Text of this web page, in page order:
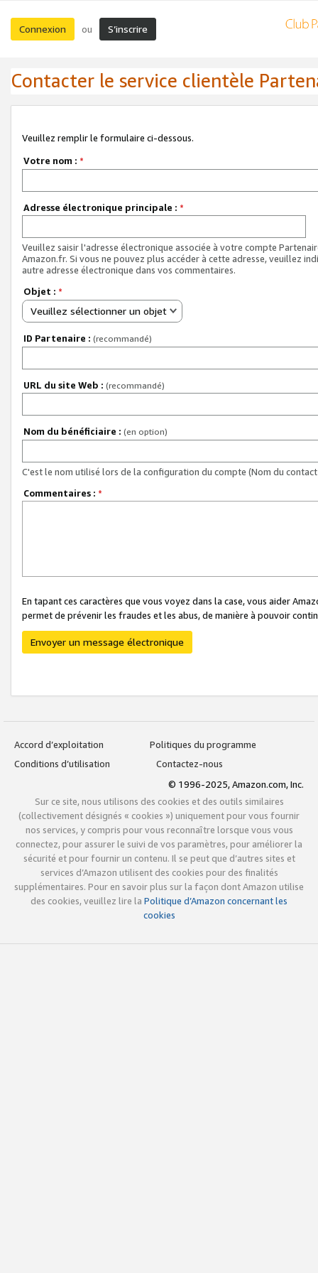
Connexion ou S’inscrire
Contacter le service clientèle
Veuillez remplir le formulaire ci-dessous.
Votre nom : *
Adresse électronique principale : *
Veuillez saisir l'adresse électronique associée à votre compte
Amazon.fr. Si vous ne pouvez plus accéder à cette adresse, veuillez
autre adresse électronique dans vos commentaires.
Objet : *
Veuillez sélectionner un objet
ID Partenaire : (recommandé)
URL du site Web : (recommandé)
Nom du bénéficiaire : (en option)
C'est le nom utilisé lors de la configuration du compte (Nom du
Commentaires : *
En tapant ces caractères que vous voyez dans la case, vous aider
permet de prévenir les fraudes et les abus, de manière à pouvoir
Envoyer un message électronique
Accord d’exploitation
Politiques du programme
Conditions d’utilisation
Contactez-nous
© 1996-2025, Amazon.com, Inc.
Sur ce site, nous utilisons des cookies et des outils similaires
(collectivement désignés « cookies ») uniquement pour vous fournir
nos services, y compris pour vous reconnaître lorsque vous vous
connectez, pour assurer le suivi de vos paramètres, pour améliorer la
sécurité et pour fournir un contenu. Il se peut que d’autres sites et
services d’Amazon utilisent des cookies pour des finalités
supplémentaires. Pour en savoir plus sur la façon dont Amazon utilise
des cookies, veuillez lire la Politique d’Amazon concernant les
cookies